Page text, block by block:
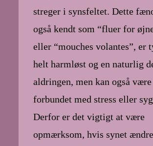
streger i synsfeltet. Dette
også kendt som “fluer for
eller “mouches volantes”, er
helt harmløst og en naturlig
aldringen, men kan også være
forbundet med stress eller
Derfor er det vigtigt at være
opmærksom, hvis synet